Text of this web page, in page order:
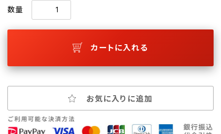
数量
カートに入れる
お気に入りに追加